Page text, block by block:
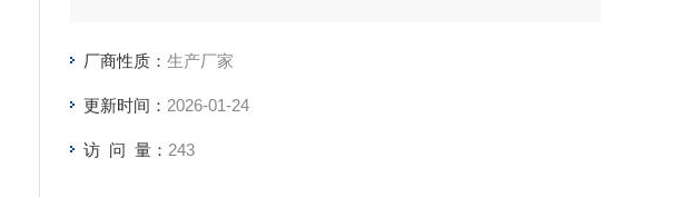
厂商性质： 生产厂家
更新时间： 2026-01-24
访 问 量： 243